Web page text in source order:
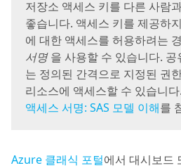
저장소 액세스 키를 다른 사람
좋습니다. 액세스 키를 제공하
에 대한 액세스를 허용하려는
서명을 사용할 수 있습니다. 공
는 정의된 간격으로 지정된 권
리소스에 액세스할 수 있습니
액세스 서명: SAS 모델 이해를
Azure 클래식 포털에서 대시보드